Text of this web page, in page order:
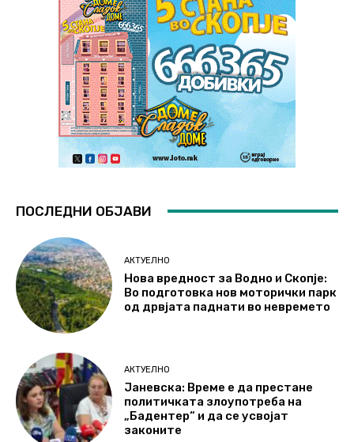
ПОСЛЕДНИ ОБЈАВИ
АКТУЕЛНО
Нова вредност за Водно и Скопје:
Во подготовка нов моторички парк
од дрвјата паднати во невремето
АКТУЕЛНО
Јаневска: Време е да престане
политичката злоупотреба на
„Бадентер“ и да се усвојат
законите